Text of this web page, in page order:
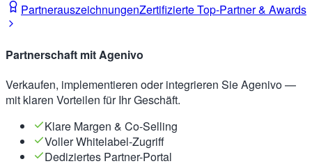
PartnerauszeichnungenZertifizierte Top-Partner & Awards
Partnerschaft mit Agenivo
Verkaufen, implementieren oder integrieren Sie Agenivo —
mit klaren Vorteilen für Ihr Geschäft.
Klare Margen & Co-Selling
Voller Whitelabel-Zugriff
Dediziertes Partner-Portal